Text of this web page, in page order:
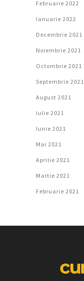
Februarie 2022
Ianuarie 2022
Decembrie 2021
Noiembrie 2021
Octombrie 2021
Septembrie 2021
August 2021
Iulie 2021
Iunie 2021
Mai 2021
Aprilie 2021
Martie 2021
Februarie 2021